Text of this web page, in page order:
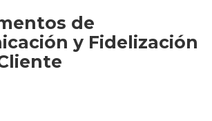
de
y Fidelización